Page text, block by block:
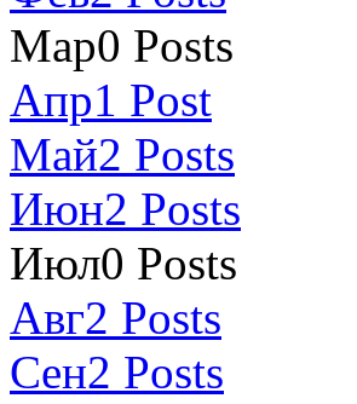
Мар0 Posts
Апр1 Post
Май2 Posts
Июн2 Posts
Июл0 Posts
Авг2 Posts
Сен2 Posts